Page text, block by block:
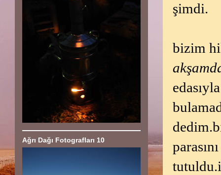
şimdi.
bizim
Ağrı Dağı Fotografları 10